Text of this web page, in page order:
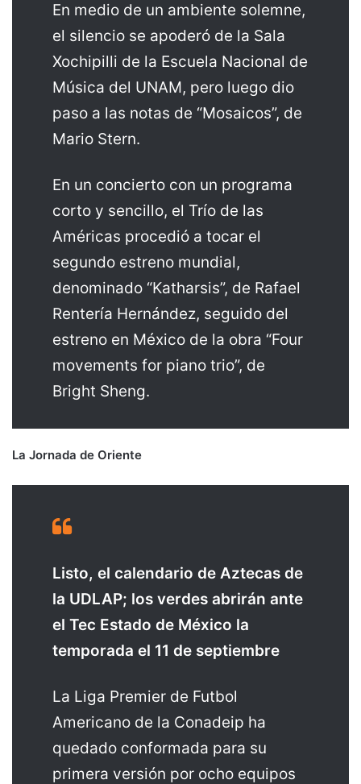
En medio de un ambiente solemne,
el silencio se apoderó de la Sala
Xochipilli de la Escuela Nacional de
Música del UNAM, pero luego dio
paso a las notas de “Mosaicos”, de
Mario Stern.
En un concierto con un programa
corto y sencillo, el Trío de las
Américas procedió a tocar el
segundo estreno mundial,
denominado “Katharsis”, de Rafael
Rentería Hernández, seguido del
estreno en México de la obra “Four
movements for piano trio”, de
Bright Sheng.
La Jornada de Oriente
Listo, el calendario de Aztecas de
la UDLAP; los verdes abrirán ante
el Tec Estado de México la
temporada el 11 de septiembre
La Liga Premier de Futbol
Americano de la Conadeip ha
quedado conformada para su
primera versión por ocho equipos